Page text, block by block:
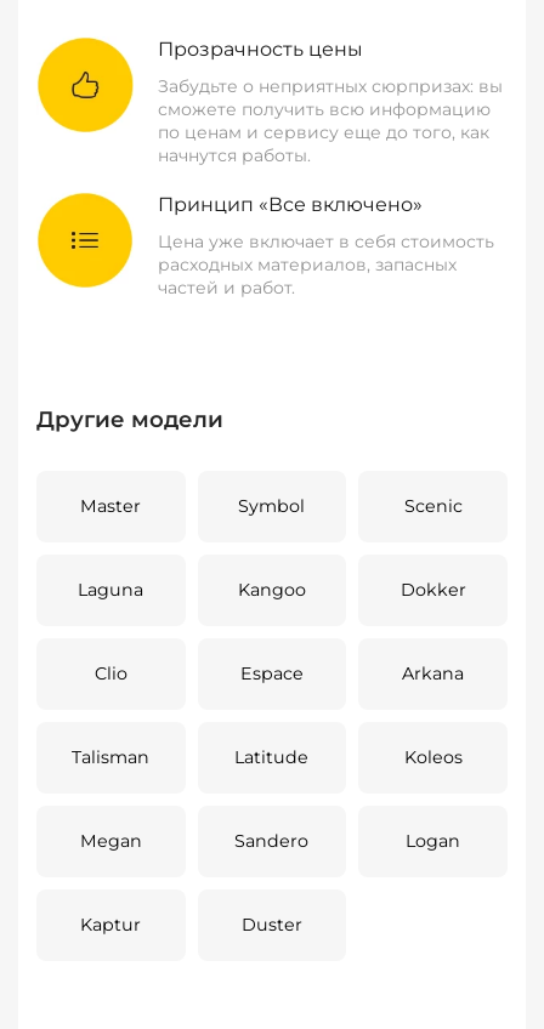
Прозрачность цены
Забудьте о неприятных сюрпризах: вы
сможете получить всю информацию
по ценам и сервису еще до того, как
начнутся работы.
Принцип «Все включено»
Цена уже включает в себя стоимость
расходных материалов, запасных
частей и работ.
Другие модели
Master Symbol Scenic
Laguna Kangoo Dokker
Clio Espace Arkana
Talisman Latitude Koleos
Megan Sandero Logan
Kaptur Duster